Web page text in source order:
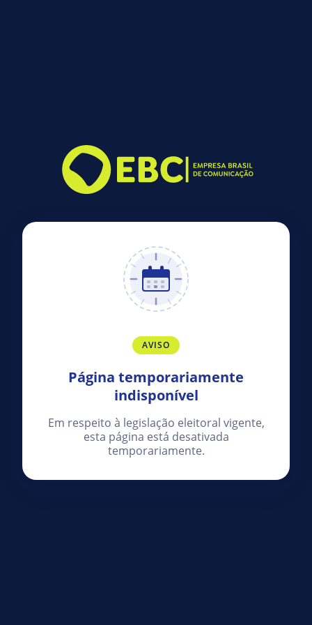
AVISO
Página temporariamente
indisponível
Em respeito à legislação eleitoral vigente,
esta página está desativada
temporariamente.